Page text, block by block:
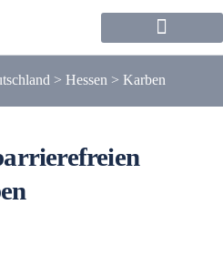
> Hessen > Karben